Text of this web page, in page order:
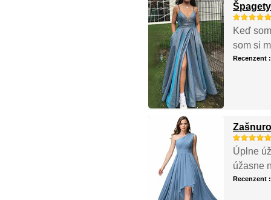
Keď
som si
Recenzent
Úplne
úžasne
Recenzent